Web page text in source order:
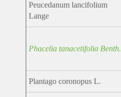
Peucedanum lancifolium
Lange
Phacelia tanacetifolia Benth.
Plantago coronopus L.